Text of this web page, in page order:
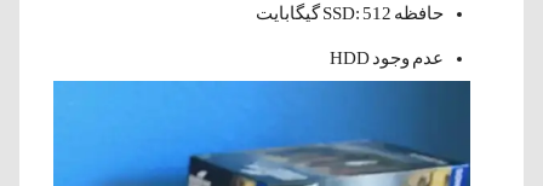
حافظه SSD: 512 گیگابایت
عدم وجود HDD